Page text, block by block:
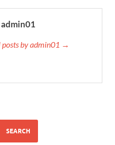
posts by admin01 →
SEARCH